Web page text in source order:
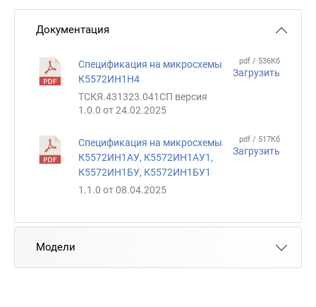
Документация
Спецификация на микросхемы
К5572ИН1Н4
ТСКЯ.431323.041СП версия
1.0.0 от 24.02.2025
pdf / 536Кб
Загрузить
Спецификация на микросхемы
К5572ИН1АУ, К5572ИН1АУ1,
К5572ИН1БУ, К5572ИН1БУ1
1.1.0 от 08.04.2025
pdf / 517Кб
Загрузить
Модели